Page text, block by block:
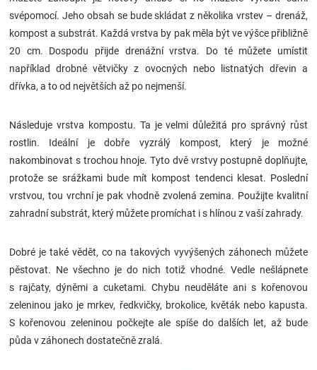
svépomocí. Jeho obsah se bude skládat z několika vrstev – drenáž,
kompost a substrát. Každá vrstva by pak měla být ve výšce přibližně
20 cm. Dospodu přijde drenážní vrstva. Do té můžete umístit
například drobné větvičky z ovocných nebo listnatých dřevin a
dřívka, a to od největších až po nejmenší.
Následuje vrstva kompostu. Ta je velmi důležitá pro správný růst
rostlin. Ideální je dobře vyzrálý kompost, který je možné
nakombinovat s trochou hnoje. Tyto dvě vrstvy postupně doplňujte,
protože se srážkami bude mít kompost tendenci klesat. Poslední
vrstvou, tou vrchní je pak vhodně zvolená zemina. Použijte kvalitní
zahradní substrát, který můžete promíchat i s hlínou z vaší zahrady.
Dobré je také vědět, co na takových vyvýšených záhonech můžete
pěstovat. Ne všechno je do nich totiž vhodné. Vedle nešlápnete
s rajčaty, dýněmi a cuketami. Chybu neuděláte ani s kořenovou
zeleninou jako je mrkev, ředkvičky, brokolice, květák nebo kapusta.
S kořenovou zeleninou počkejte ale spíše do dalších let, až bude
půda v záhonech dostatečně zralá.